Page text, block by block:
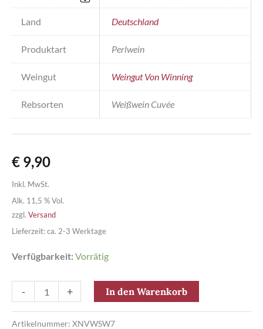
Land Deutschland
Produktart Perlwein
Weingut Weingut Von Winning
Rebsorten Weißwein Cuvée
€ 9,90
Inkl. MwSt.
Alk. 11,5 % Vol.
zzgl. Versand
Lieferzeit: ca. 2-3 Werktage
Verfügbarkeit: Vorrätig
-
Secco
+ In den Warenkorb
Artikelnummer: XNVWSW7